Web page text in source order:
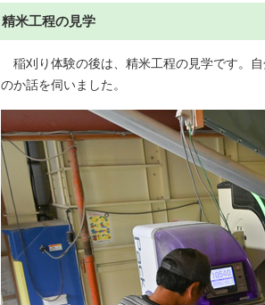
精米工程の見学
稲刈り体験の後は、精米工程の見学です。
のか話を伺いました。